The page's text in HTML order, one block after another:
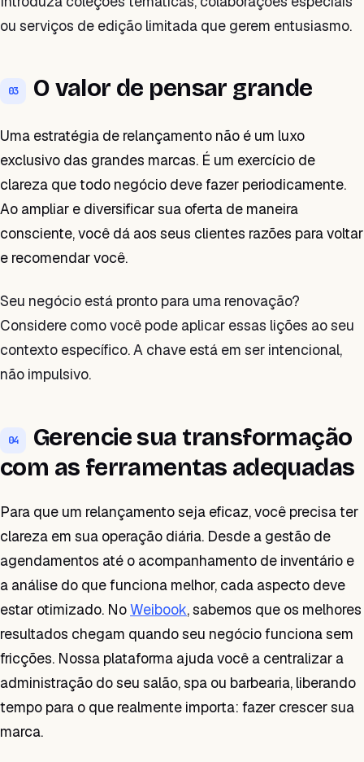
ou serviços de edição limitada que gerem entusiasmo.
03 O valor de pensar grande
Uma estratégia de relançamento não é um luxo
exclusivo das grandes marcas. É um exercício de
clareza que todo negócio deve fazer periodicamente.
Ao ampliar e diversificar sua oferta de maneira
consciente, você dá aos seus clientes razões para voltar
e recomendar você.
Seu negócio está pronto para uma renovação?
Considere como você pode aplicar essas lições ao seu
contexto específico. A chave está em ser intencional,
não impulsivo.
04
Gerencie sua transformação
com as ferramentas adequadas
Para que um relançamento seja eficaz, você precisa ter
clareza em sua operação diária. Desde a gestão de
agendamentos até o acompanhamento de inventário e
a análise do que funciona melhor, cada aspecto deve
estar otimizado. NoWeibook, sabemos que os melhores
resultados chegam quando seu negócio funciona sem
fricções. Nossa plataforma ajuda você a centralizar a
administração do seu salão, spa ou barbearia, liberando
tempo para o que realmente importa: fazer crescer sua
marca.